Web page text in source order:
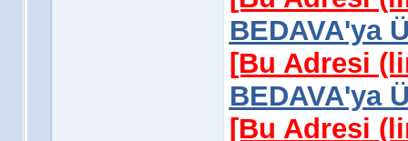
BEDAVA'ya
[Bu Adresi
BEDAVA'ya
[Bu Adresi